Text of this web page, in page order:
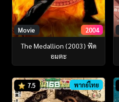
Movie 2004
The Medallion (2003) ฟัด
อมตะ
7.5 พากย์ไทย